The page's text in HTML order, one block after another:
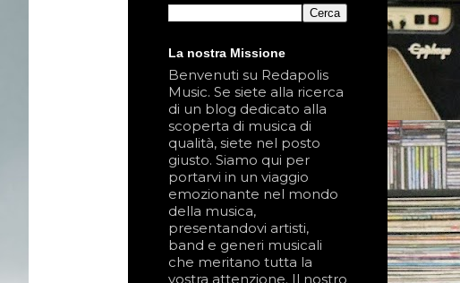
La nostra Missione
Benvenuti su Redapolis
Music. Se siete alla ricerca
di un blog dedicato alla
scoperta di musica di
qualità, siete nel posto
giusto. Siamo qui per
portarvi in un viaggio
emozionante nel mondo
della musica,
presentandovi artisti,
band e generi musicali
che meritano tutta la
vostra attenzione. Il nostro